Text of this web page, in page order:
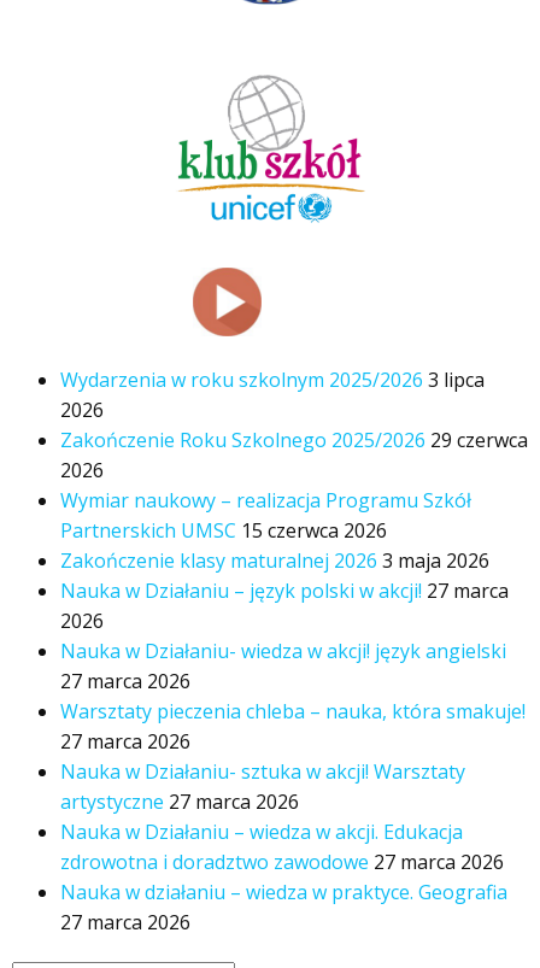
Wydarzenia w roku szkolnym 2025/2026 3 lipca
2026
Zakończenie Roku Szkolnego 2025/2026 29 czerwca
2026
Wymiar naukowy – realizacja Programu Szkół
Partnerskich UMSC 15 czerwca 2026
Zakończenie klasy maturalnej 2026 3 maja 2026
Nauka w Działaniu – język polski w akcji! 27 marca
2026
Nauka w Działaniu- wiedza w akcji! język angielski
27 marca 2026
Warsztaty pieczenia chleba – nauka, która smakuje!
27 marca 2026
Nauka w Działaniu- sztuka w akcji! Warsztaty
artystyczne 27 marca 2026
Nauka w Działaniu – wiedza w akcji. Edukacja
zdrowotna i doradztwo zawodowe 27 marca 2026
Nauka w działaniu – wiedza w praktyce. Geografia
27 marca 2026